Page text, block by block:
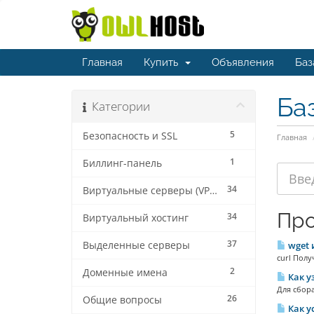
Главная Купить Объявления
Главная
Категории
5
Безопасность и SSL
1
Биллинг-панель
34
Виртуальные серверы (VPS/VDS)
34
Виртуальный хостинг
37
Выделенные серверы
2
Доменные имена
26
Общие вопросы
wget
curl
Как
Для
Как